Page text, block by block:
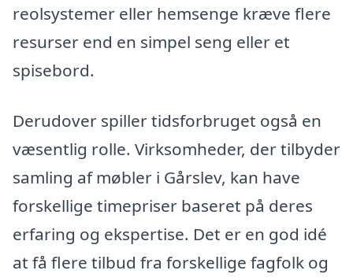
reolsystemer eller hemsenge kræve flere
resurser end en simpel seng eller et
spisebord.
Derudover spiller tidsforbruget også en
væsentlig rolle. Virksomheder, der tilbyder
samling af møbler i Gårslev, kan have
forskellige timepriser baseret på deres
erfaring og ekspertise. Det er en god idé
at få flere tilbud fra forskellige fagfolk og